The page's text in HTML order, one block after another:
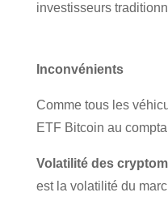
investisseurs
Inconvénients
Comme tous les
ETF Bitcoin au
Volatilité des
est la volatilité du